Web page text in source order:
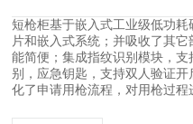
短枪柜基于嵌入式工业级低功
片和嵌入式系统；并吸收了其
能简便；集成指纹识别模块，
别，应急钥匙，支持双人验证
化了申请用枪流程，对用枪过程